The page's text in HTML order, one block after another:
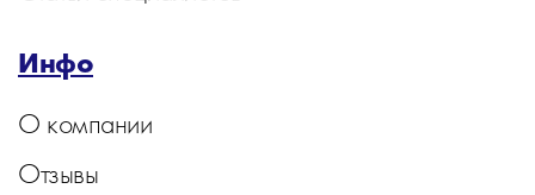
Инфо
О компании
Отзывы